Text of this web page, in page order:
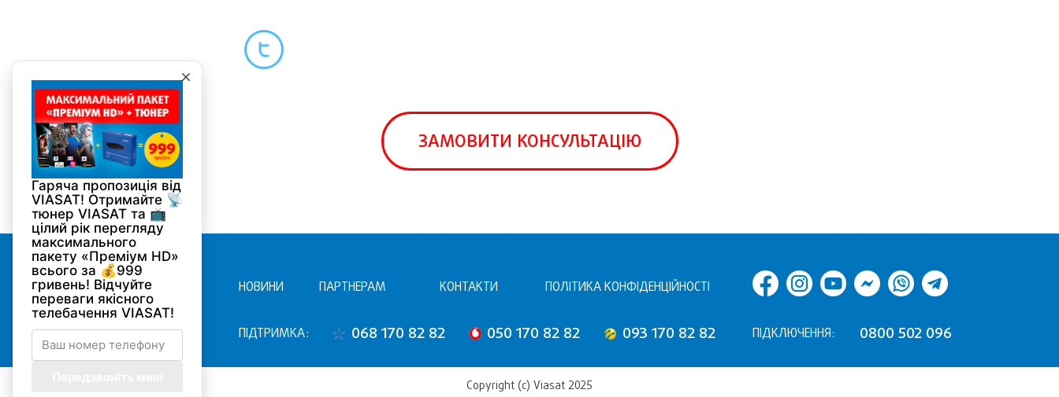
ЗАМОВИТИ КОНСУЛЬТАЦІЮ
НОВИНИ ПАРТНЕРАМ КОНТАКТИ ПОЛІТИКА КОНФІДЕНЦІЙНОСТІ
ПІДТРИМКА: 068 170 82 82 050 170 82 82 093 170 82 82 ПІДКЛЮЧЕННЯ: 0800 502 096
Copyright (c) Viasat 2025